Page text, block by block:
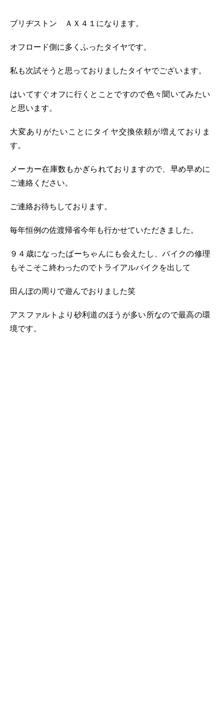
ブリヂストン ＡＸ４１になります。
オフロード側に多くふったタイヤです。
私も次試そうと思っておりましたタイヤでございます。
はいてすぐオフに行くとことですので色々聞いてみたい
と思います。
大変ありがたいことにタイヤ交換依頼が増えておりま
す。
メーカー在庫数もかぎられておりますので、早め早めに
ご連絡ください。
ご連絡お待ちしております。
毎年恒例の佐渡帰省今年も行かせていただきました。
９４歳になったばーちゃんにも会えたし、バイクの修理
もそこそこ終わったのでトライアルバイクを出して
田んぼの周りで遊んでおりました笑
アスファルトより砂利道のほうが多い所なので最高の環
境です。